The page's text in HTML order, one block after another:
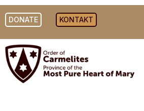
DONATE KONTAKT